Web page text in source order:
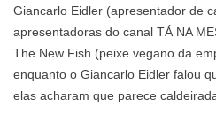
Giancarlo Eidler (apresentador de
apresentadoras do canal TÁ NA
The New Fish (peixe vegano da
enquanto o Giancarlo Eidler falou
elas acharam que parece